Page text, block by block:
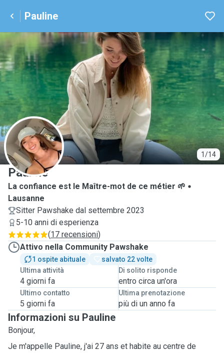
Pauline
1/14
P
Pauline
La confiance est le Maître-mot de ce métier 🌱
Lausanne
Sitter Pawshake dal settembre 2023
5-10 anni di esperienza
(17 recensioni)
Attivo nella Community Pawshake
1 ospite abituale
salvato 22 volte
Ultima attività
4 giorni fa
Di solito risponde
entro circa un'ora
Ultimo contatto
5 giorni fa
Ultima prenotazione
più di un anno fa
Informazioni su Pauline
Bonjour,
Je m'appelle Pauline, j'ai 27 ans et habite au centre de